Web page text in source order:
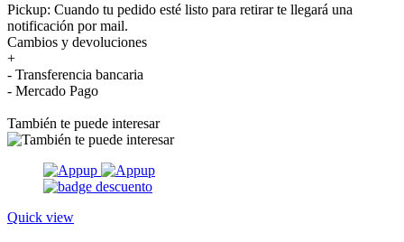
Pickup: Cuando tu pedido esté listo para retirar te llegará una
notificación por mail.
Cambios y devoluciones
+
- Transferencia bancaria
- Mercado Pago
También te puede interesar
Quick view